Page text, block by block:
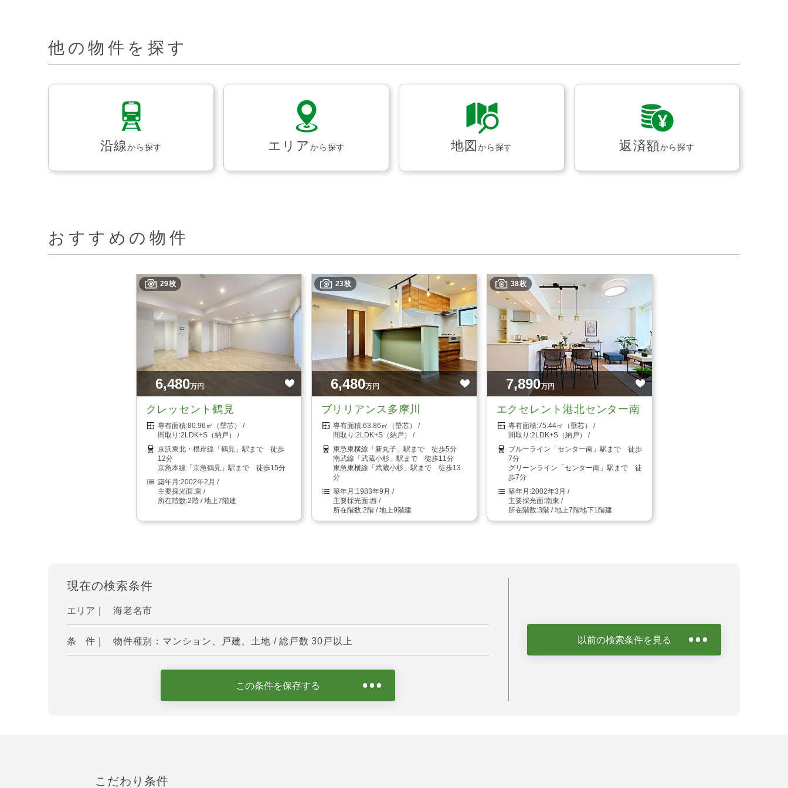
他の物件を探す
沿線から探す エリアから探す 地図から探す 返済額から探す
おすすめの物件
29枚
6,480万円
クレッセント鶴見
80.96㎡（壁芯）
2LDK+S（納戸）
京浜東北・根岸線「鶴見」駅まで 徒歩
12分
京急本線「京急鶴見」駅まで 徒歩15分
2002年2月
東
2階 / 地上7階建
23枚
6,480万円
ブリリアンス多摩川
63.86㎡（壁芯）
2LDK+S（納戸）
東急東横線「新丸子」駅まで 徒歩5分
南武線「武蔵小杉」駅まで 徒歩11分
東急東横線「武蔵小杉」駅まで 徒歩13
分
1983年9月
西
2階 / 地上9階建
38枚
7,890万円
エクセレント港北センター南
75.44㎡（壁芯）
2LDK+S（納戸）
ブルーライン「センター南」駅まで 徒歩
7分
グリーンライン「センター南」駅まで 徒
歩7分
2002年3月
南東
3階 / 地上7階地下1階建
現在の検索条件
エリア｜ 海老名市
条 件｜ 物件種別：マンション、戸建、土地 / 総戸数 30戸以上
この条件を保存する
以前の検索条件を見る
こだわり条件